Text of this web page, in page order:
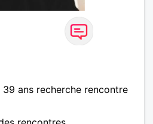
ans recherche rencontre